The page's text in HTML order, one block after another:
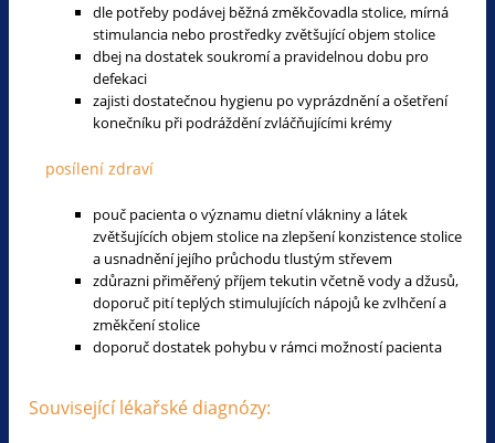
dle potřeby podávej běžná změkčovadla stolice, mírná
stimulancia nebo prostředky zvětšující objem stolice
dbej na dostatek soukromí a pravidelnou dobu pro
defekaci
zajisti dostatečnou hygienu po vyprázdnění a ošetření
konečníku při podráždění zvláčňujícími krémy
posílení zdraví
pouč pacienta o významu dietní vlákniny a látek
zvětšujících objem stolice na zlepšení konzistence stolice
a usnadnění jejího průchodu tlustým střevem
zdůrazni přiměřený příjem tekutin včetně vody a džusů,
doporuč pití teplých stimulujících nápojů ke zvlhčení a
změkčení stolice
doporuč dostatek pohybu v rámci možností pacienta
Související lékařské diagnózy: